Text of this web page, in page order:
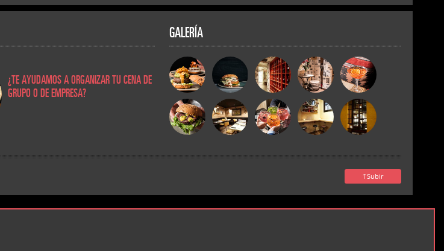
¿TE AYUDAMOS A ORGANIZAR TU CENA DE
GRUPO O DE EMPRESA?
GALERÍA
↑Subir